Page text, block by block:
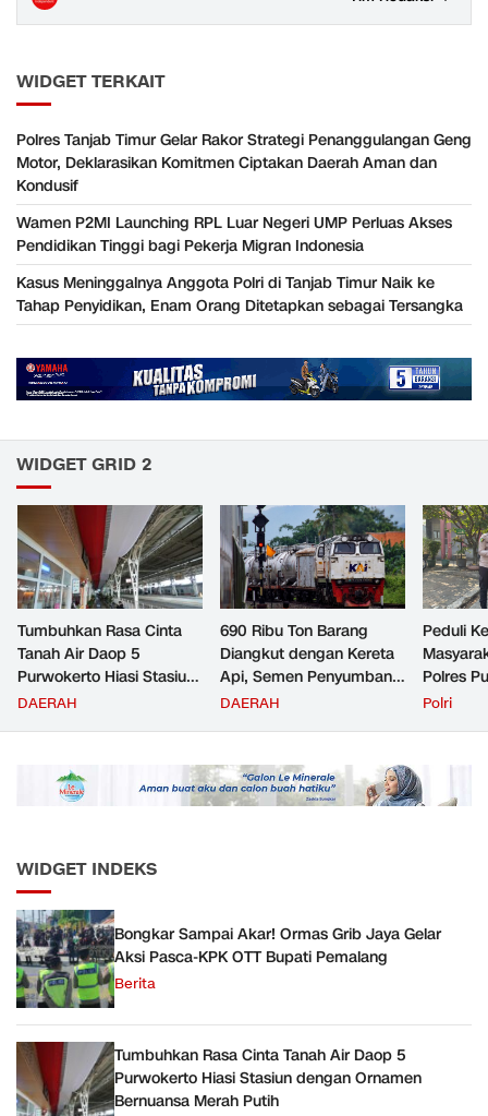
WIDGET TERKAIT
Polres Tanjab Timur Gelar Rakor Strategi Penanggulangan Geng
Motor, Deklarasikan Komitmen Ciptakan Daerah Aman dan
Kondusif
Wamen P2MI Launching RPL Luar Negeri UMP Perluas Akses
Pendidikan Tinggi bagi Pekerja Migran Indonesia
Kasus Meninggalnya Anggota Polri di Tanjab Timur Naik ke
Tahap Penyidikan, Enam Orang Ditetapkan sebagai Tersangka
WIDGET GRID 2
Tumbuhkan Rasa Cinta
Tanah Air Daop 5
Purwokerto Hiasi Stasiun
dengan Ornamen
DAERAH
690 Ribu Ton Barang
Diangkut dengan Kereta
Api, Semen Penyumbang
Volume Terbesar
Semester 1 Tahun 2026
DAERAH
Peduli
Polres
Jemput
Polri
WIDGET INDEKS
Bongkar Sampai Akar! Ormas Grib Jaya Gelar
Aksi Pasca-KPK OTT Bupati Pemalang
Berita
Tumbuhkan Rasa Cinta Tanah Air Daop 5
Purwokerto Hiasi Stasiun dengan Ornamen
Bernuansa Merah Putih